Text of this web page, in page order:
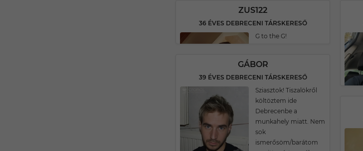
ZUS122
36 ÉVES DEBRECENI TÁRSKERESŐ
G to the G!
GÁBOR
39 ÉVES DEBRECENI TÁRSKERESŐ
Sziasztok! Tiszalökről
költöztem ide
Debrecenbe a
munkahely miatt. Nem
sok
ismerősöm/barátom